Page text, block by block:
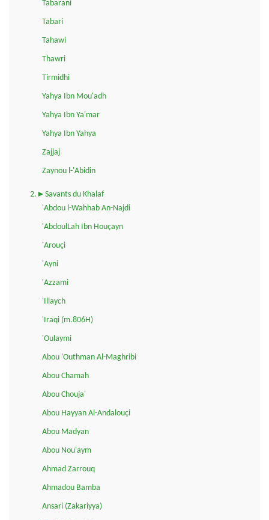
Tabarani
Tabari
Tahawi
Thawri
Tirmidhi
Yahya Ibn Mou'adh
Yahya Ibn Ya'mar
Yahya Ibn Yahya
Zajjaj
Zaynou l-'Abidin
2.►Savants du Khalaf
'Abdou l-Wahhab An-Najdi
'AbdoulLah Ibn Houçayn
'Arouçi
'Ayni
'Azzami
'Illaych
'Iraqi (m.806H)
'Oulaymi
Abou 'Outhman Al-Maghribi
Abou Chamah
Abou Chouja'
Abou Hayyan Al-Andalouçi
Abou Madyan
Abou Nou'aym
Ahmad Zarrouq
Ahmadou Bamba
Ansari (Zakariyya)